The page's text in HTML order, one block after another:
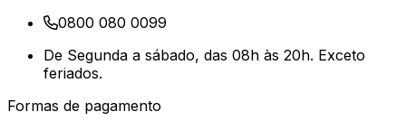
0800 080 0099
De Segunda a sábado, das 08h às 20h. Exceto
feriados.
Formas de pagamento